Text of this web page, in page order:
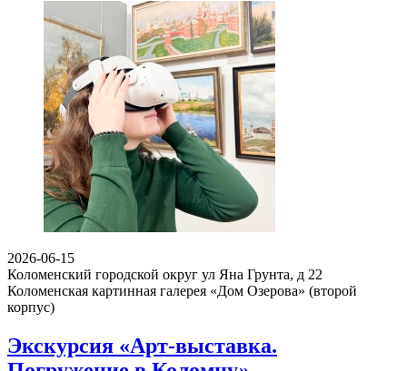
2026-06-15
Коломенский городской округ ул Яна Грунта, д 22
Коломенская картинная галерея «Дом Озерова» (второй
корпус)
Экскурсия «Арт-выставка.